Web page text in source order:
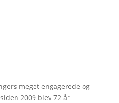
meget engagerede og
2009 blev 72 år